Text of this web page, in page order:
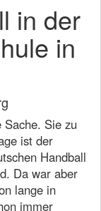
in der
in
Sache. Sie zu
ist der
Handball
Da war aber
lange in
immer